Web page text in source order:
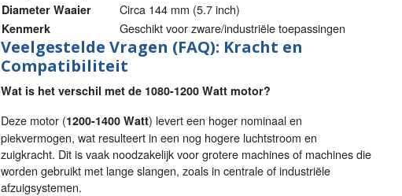
Diameter Waaier Circa 144 mm (5.7 inch)
Kenmerk Geschikt voor zware/industriële toepassingen
Veelgestelde Vragen (FAQ): Kracht en
Compatibiliteit
Wat is het verschil met de 1080-1200 Watt motor?
Deze motor (1200-1400 Watt) levert een hoger nominaal en
piekvermogen, wat resulteert in een nog hogere luchtstroom en
zuigkracht. Dit is vaak noodzakelijk voor grotere machines of machines die
worden gebruikt met lange slangen, zoals in centrale of industriële
afzuigsystemen.